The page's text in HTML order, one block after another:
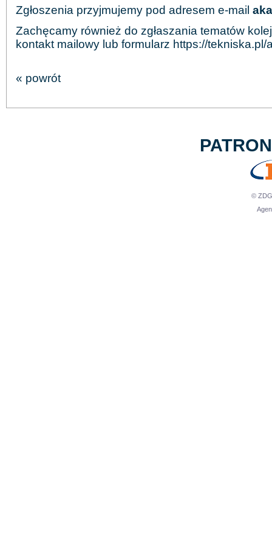
Zgłoszenia przyjmujemy pod adresem e-mail
Zachęcamy również do zgłaszania tematów
kontakt mailowy lub formularz https://tekniska.pl/
« powrót
©